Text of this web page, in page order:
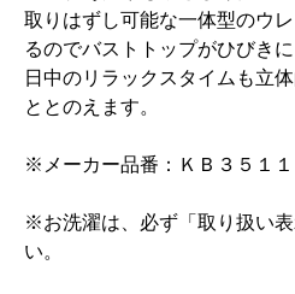
取りはずし可能な一体型のウ
るのでバストトップがひびきに
日中のリラックスタイムも立
ととのえます。
※メーカー品番：ＫＢ３５１１
※お洗濯は、必ず「取り扱い
い。